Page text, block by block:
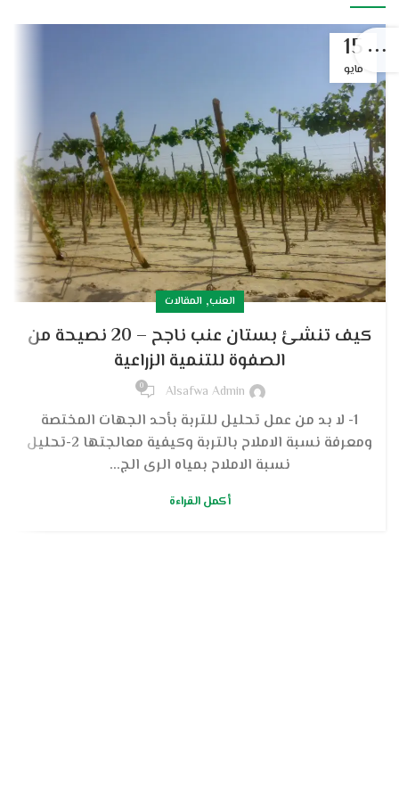
15
مايو
العنب, المقالات
كيف تنشئ بستان عنب ناجح – 20 نصيحة من
الصفوة للتنمية الزراعية
Alsafwa Admin
0
1- لا بد من عمل تحليل للتربة بأحد الجهات المختصة
ومعرفة نسبة الاملاح بالتربة وكيفية معالجتها 2-تحليل
نسبة الاملاح بمياه الرى الج...
أكمل القراءة